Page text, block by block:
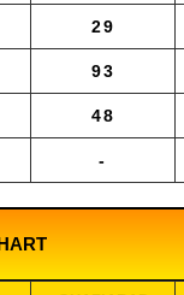
29
93
48
-